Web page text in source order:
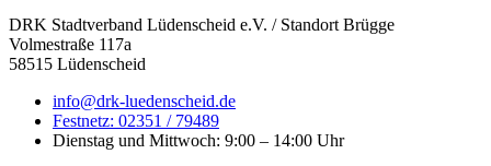
DRK Stadtverband Lüdenscheid e.V. / Standort Brügge
Volmestraße 117a
58515 Lüdenscheid
info@drk-luedenscheid.de
Festnetz: 02351 / 79489
Dienstag und Mittwoch: 9:00 – 14:00 Uhr